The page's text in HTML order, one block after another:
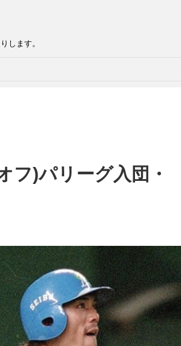
します。
フ)パリーグ入団・